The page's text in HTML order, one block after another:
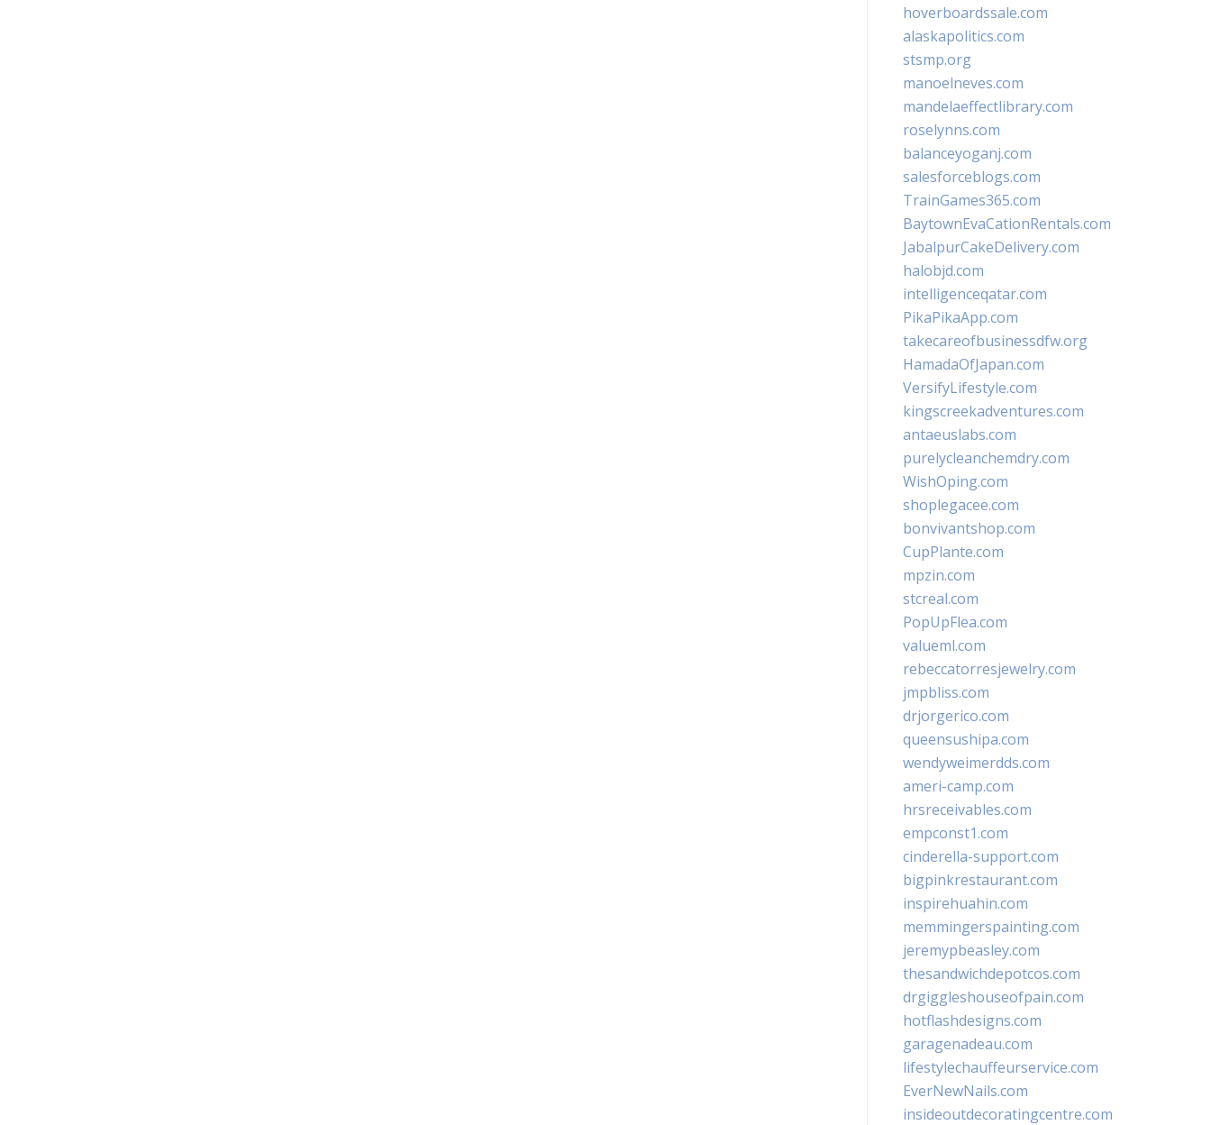
hoverboardssale.com
alaskapolitics.com
stsmp.org
manoelneves.com
mandelaeffectlibrary.com
roselynns.com
balanceyoganj.com
salesforceblogs.com
TrainGames365.com
BaytownEvaCationRentals.com
JabalpurCakeDelivery.com
halobjd.com
intelligenceqatar.com
PikaPikaApp.com
takecareofbusinessdfw.org
HamadaOfJapan.com
VersifyLifestyle.com
kingscreekadventures.com
antaeuslabs.com
purelycleanchemdry.com
WishOping.com
shoplegacee.com
bonvivantshop.com
CupPlante.com
mpzin.com
stcreal.com
PopUpFlea.com
valueml.com
rebeccatorresjewelry.com
jmpbliss.com
drjorgerico.com
queensushipa.com
wendyweimerdds.com
ameri-camp.com
hrsreceivables.com
empconst1.com
cinderella-support.com
bigpinkrestaurant.com
inspirehuahin.com
memmingerspainting.com
jeremypbeasley.com
thesandwichdepotcos.com
drgiggleshouseofpain.com
hotflashdesigns.com
garagenadeau.com
lifestylechauffeurservice.com
EverNewNails.com
insideoutdecoratingcentre.com